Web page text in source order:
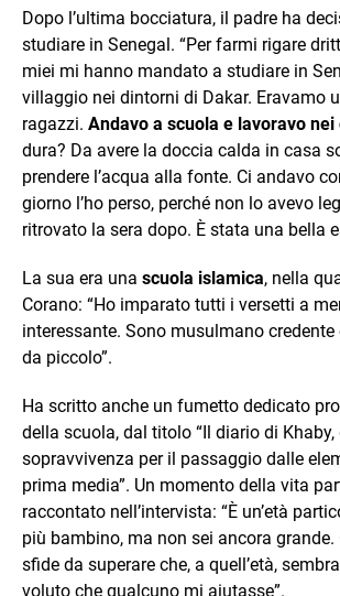
Dopo l’ultima bocciatura, il padre ha
studiare in Senegal. “Per farmi rigare
miei mi hanno mandato a studiare in
villaggio nei dintorni di Dakar. Eravamo
ragazzi. Andavo a scuola e lavoravo nei
dura? Da avere la doccia calda in casa
prendere l’acqua alla fonte. Ci andavo
giorno l’ho perso, perché non lo avevo
ritrovato la sera dopo. È stata una bella
La sua era una scuola islamica, nella
Corano: “Ho imparato tutti i versetti a
interessante. Sono musulmano
da piccolo”.
Ha scritto anche un fumetto dedicato
della scuola, dal titolo “Il diario di Khaby,
sopravvivenza per il passaggio dalle
prima media”. Un momento della vita
raccontato nell’intervista: “È un’età
più bambino, ma non sei ancora grande.
sfide da superare che, a quell’età,
voluto che qualcuno mi aiutasse”.